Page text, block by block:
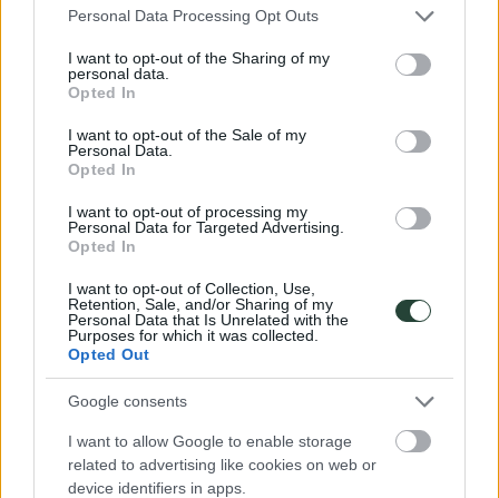
Please note that this website/app uses one or more Google
not limited to your visit or usage behaviour. You may click to
grant or deny consent to Google and its third-party tags to
use your data for below specified purposes in below Google
consent section.
Personal Data Processing Opt Outs
I want to opt-out of the Sharing of my
personal data.
Opted In
I want to opt-out of the Sale of my
Personal Data.
Opted In
I want to opt-out of processing my
Personal Data for Targeted Advertising.
Opted In
I want to opt-out of Collection, Use,
Retention, Sale, and/or Sharing of my
Personal Data that Is Unrelated with the
Purposes for which it was collected.
Opted Out
Google consents
I want to allow Google to enable storage
related to advertising like cookies on web or
device identifiers in apps.
Es la cantidad estimada de dinero que necesitarás durante el viaje
para cubrir alojamiento, comidas, actividades y entradas a los
lugares detallados en la ruta y todos los transportes no incluidos en
el precio. El alojamiento previsto acostumbra a ser en habitaciones
calidad correcta. Es la cantidad media que se han gastado otros
grupos haciendo la misma ruta.
Todo lo no especificado en el precio: compras, bebidas alcohólicas,
actividades extras (vuelos no contemplados en el precio o el
presupuesto...) Cada viajero es diferente y, por lo tanto, los hábitos
de gasto habituales en pedir bebidas, compras y propinas pueden
influenciar en el gasto. Asegúrate de haber leído completamente los
detalles de tu viaje para saber qué está incluido en el precio del viaje
y lo que no.